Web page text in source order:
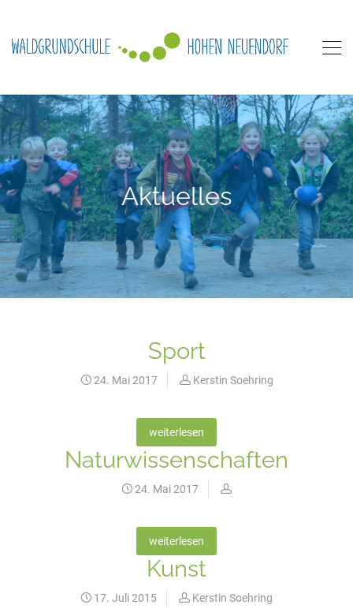
Aktuelles
Sport
24. Mai 2017 Kerstin Soehring
weiterlesen
Naturwissenschaften
24. Mai 2017
weiterlesen
Kunst
17. Juli 2015 Kerstin Soehring